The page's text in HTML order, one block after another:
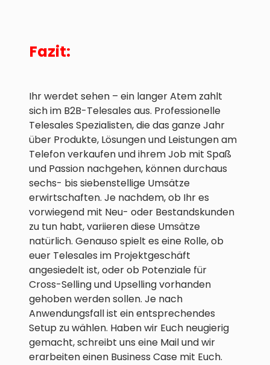
Fazit:
Ihr werdet sehen – ein langer Atem zahlt
sich im B2B-Telesales aus. Professionelle
Telesales Spezialisten, die das ganze Jahr
über Produkte, Lösungen und Leistungen am
Telefon verkaufen und ihrem Job mit Spaß
und Passion nachgehen, können durchaus
sechs- bis siebenstellige Umsätze
erwirtschaften. Je nachdem, ob Ihr es
vorwiegend mit Neu- oder Bestandskunden
zu tun habt, variieren diese Umsätze
natürlich. Genauso spielt es eine Rolle, ob
euer Telesales im Projektgeschäft
angesiedelt ist, oder ob Potenziale für
Cross-Selling und Upselling vorhanden
gehoben werden sollen. Je nach
Anwendungsfall ist ein entsprechendes
Setup zu wählen. Haben wir Euch neugierig
gemacht, schreibt uns eine Mail und wir
erarbeiten einen Business Case mit Euch.